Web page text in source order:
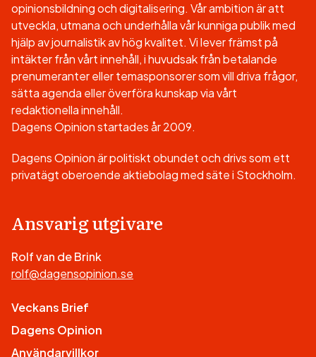
opinionsbildning och digitalisering. Vår ambition är att
utveckla, utmana och underhålla vår kunniga publik med
hjälp av journalistik av hög kvalitet. Vi lever främst på
intäkter från vårt innehåll, i huvudsak från betalande
prenumeranter eller temasponsorer som vill driva frågor,
sätta agenda eller överföra kunskap via vårt
redaktionella innehåll.
Dagens Opinion startades år 2009.
Dagens Opinion är politiskt obundet och drivs som ett
privatägt oberoende aktiebolag med säte i Stockholm.
Ansvarig utgivare
Rolf van de Brink
rolf@dagensopinion.se
Veckans Brief
Dagens Opinion
Användarvillkor